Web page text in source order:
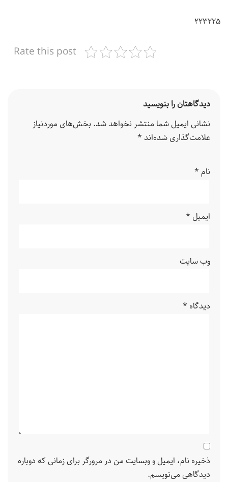
۲۲۳۲۲۵
Rate this post
دیدگاهتان را بنویسید
نشانی ایمیل شما منتشر نخواهد شد. بخش‌های موردنیاز
علامت‌گذاری شده‌اند *
نام *
ایمیل *
وب‌ سایت
دیدگاه *
ذخیره نام، ایمیل و وبسایت من در مرورگر برای زمانی که دوباره
دیدگاهی می‌نویسم.